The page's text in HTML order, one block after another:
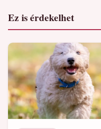
Ez is érdekelhet